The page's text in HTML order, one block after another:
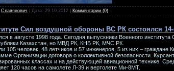
Славянович | Дата: 29.10.2012 Комментарии (0)
Сил воздушной обороны ВС РК состоялся
в августе 1998 года. Сегодня выпускники Военного
Казахстан, но МВД РК, КНБ РК, МЧС РК.
105 человек, 48 летчиков и 57 инженеров, 5 из них – граждане
Организации договора о коллективной безопасности.
классах и на действующей авиационной технике.
120 часов на самолете Л-39 и вертолете Ми-8МТ.